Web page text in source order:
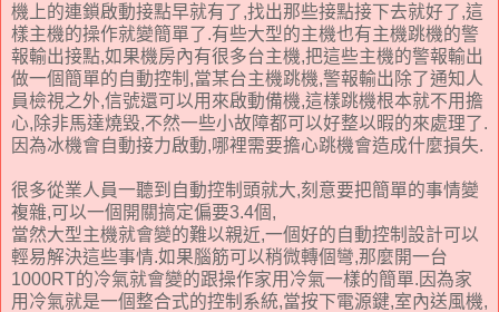
機上的連鎖啟動接點早就有了,找出那些接點接下去就好了,這
樣主機的操作就變簡單了.有些大型的主機也有主機跳機的警
報輸出接點,如果機房內有很多台主機,把這些主機的警報輸出
做一個簡單的自動控制,當某台主機跳機,警報輸出除了通知人
員檢視之外,信號還可以用來啟動備機,這樣跳機根本就不用擔
心,除非馬達燒毀,不然一些小故障都可以好整以暇的來處理了.
因為冰機會自動接力啟動,哪裡需要擔心跳機會造成什麼損失.
很多從業人員一聽到自動控制頭就大,刻意要把簡單的事情變
複雜,可以一個開關搞定偏要3.4個,
當然大型主機就會變的難以親近,一個好的自動控制設計可以
輕易解決這些事情.如果腦筋可以稍微轉個彎,那麼開一台
1000RT的冷氣就會變的跟操作家用冷氣一樣的簡單.因為家
用冷氣就是一個整合式的控制系統,當按下電源鍵,室內送風機,